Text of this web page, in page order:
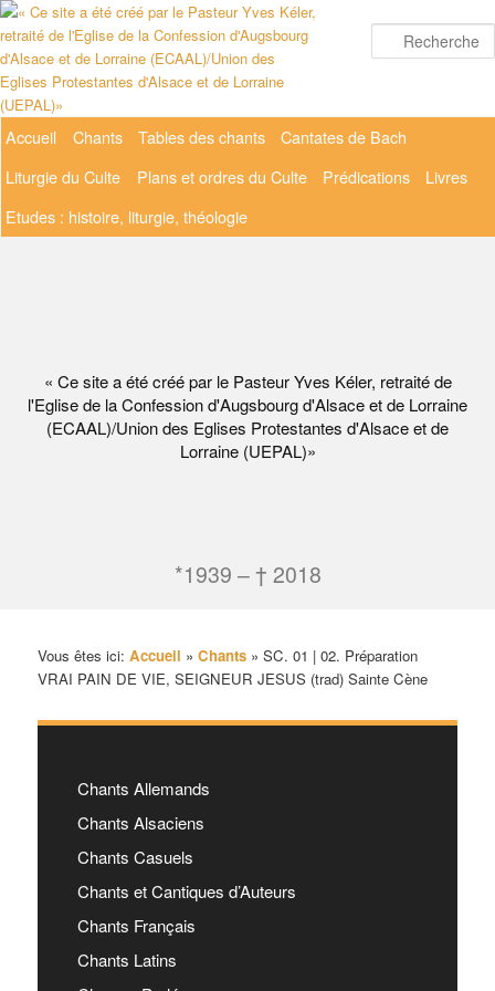
Aller
au
contenu
principal
« Ce site a été créé par le Pasteur Yves Kéler, retraité de
l'Eglise de la Confession d'Augsbourg d'Alsace et de Lorraine
(ECAAL)/Union des Eglises Protestantes d'Alsace et de
Lorraine (UEPAL)»
*1939 – † 2018
Menu
Accueil Chants Tables des chants
Cantates de Bach
Liturgie du Culte
Plans et ordres du Culte Prédications
Livres
Etudes : histoire, liturgie, théologie
Vous êtes ici:Accueil »Chants »SC. 01 | 02. Préparation
VRAI PAIN DE VIE, SEIGNEUR JESUS (trad) Sainte Cène
Chants Allemands
Chants Alsaciens
Chants Casuels
Chants et Cantiques d’Auteurs
Chants Français
Chants Latins